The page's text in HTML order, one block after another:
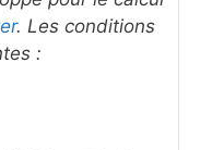
. Les conditions
: